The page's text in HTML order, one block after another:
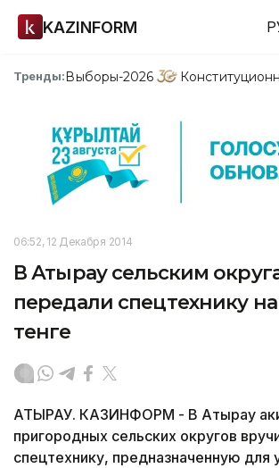
KAZINFORM
Тренды:Выборы-2026
06:52, 12 Декабря 2014
В Атырау сельским
передали спецтехнику
тенге
АТЫРАУ. КАЗИНФОРМ - В Атырау
пригородных сельских округов
спецтехнику, предназначенную для